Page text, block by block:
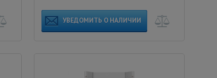
УВЕДОМИТЬ О НАЛИЧИИ